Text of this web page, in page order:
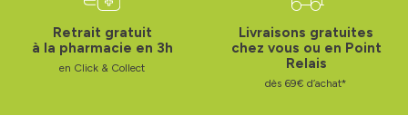
Retrait gratuit
à la pharmacie en 3h
en Click & Collect
Livraisons gratuites
chez vous ou en Point
Relais
dès 69€ d’achat*